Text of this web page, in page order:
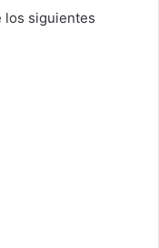
los siguientes